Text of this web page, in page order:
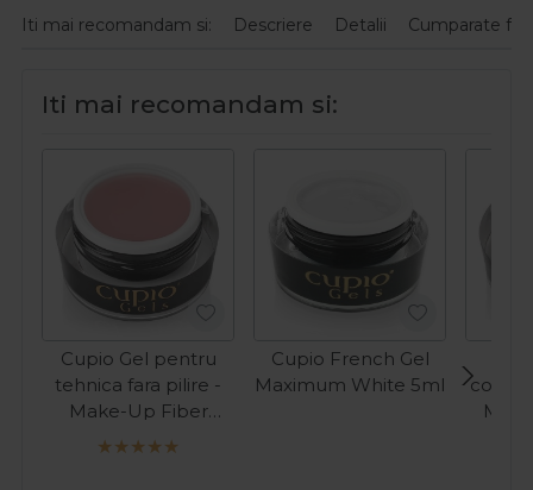
Iti mai recomandam si: Descriere Detalii Cumparate
Iti mai recomandam si:
Cupio Gel pentru
tehnica fara pilire -
Make-Up Fiber
Natural 15ml
Cupio French Gel
Maximum White 5ml